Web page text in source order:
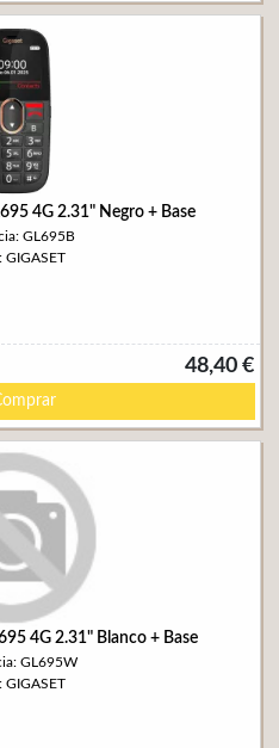
4G 2.31" Negro + Base
GL695B
GIGASET
48,40 €
4G 2.31" Blanco + Base
GL695W
GIGASET